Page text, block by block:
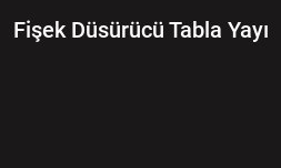
Fişek Düsürücü Tabla Yayı